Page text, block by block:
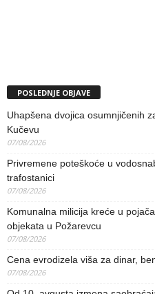
POSLEDNJE OBJAVE
Uhapšena dvojica osumnjičenih
Kučevu
07/08/2026
Privremene poteškoće u
trafostanici
07/08/2026
Komunalna milicija kreće u
objekata u Požarevcu
07/08/2026
Cena evrodizela viša za dinar,
07/08/2026